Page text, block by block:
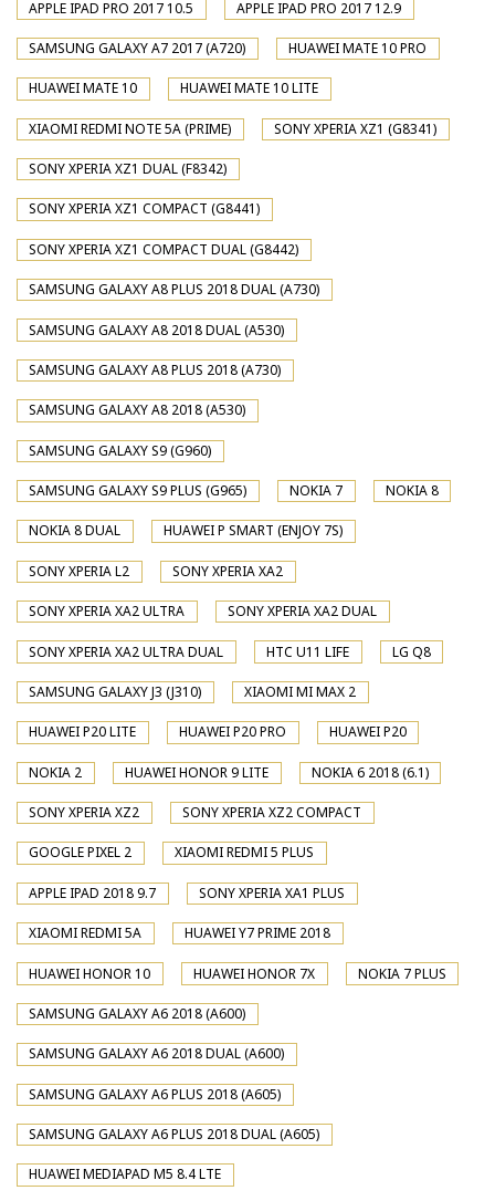
APPLE IPAD PRO 2017 10.5 APPLE IPAD PRO 2017 12.9
SAMSUNG GALAXY A7 2017 (A720) HUAWEI MATE 10 PRO
HUAWEI MATE 10 HUAWEI MATE 10 LITE
XIAOMI REDMI NOTE 5A (PRIME) SONY XPERIA XZ1 (G8341)
SONY XPERIA XZ1 DUAL (F8342)
SONY XPERIA XZ1 COMPACT (G8441)
SONY XPERIA XZ1 COMPACT DUAL (G8442)
SAMSUNG GALAXY A8 PLUS 2018 DUAL (A730)
SAMSUNG GALAXY A8 2018 DUAL (A530)
SAMSUNG GALAXY A8 PLUS 2018 (A730)
SAMSUNG GALAXY A8 2018 (A530)
SAMSUNG GALAXY S9 (G960)
SAMSUNG GALAXY S9 PLUS (G965) NOKIA 7 NOKIA 8
NOKIA 8 DUAL HUAWEI P SMART (ENJOY 7S)
SONY XPERIA L2 SONY XPERIA XA2
SONY XPERIA XA2 ULTRA SONY XPERIA XA2 DUAL
SONY XPERIA XA2 ULTRA DUAL HTC U11 LIFE LG Q8
SAMSUNG GALAXY J3 (J310) XIAOMI MI MAX 2
HUAWEI P20 LITE HUAWEI P20 PRO HUAWEI P20
NOKIA 2 HUAWEI HONOR 9 LITE NOKIA 6 2018 (6.1)
SONY XPERIA XZ2 SONY XPERIA XZ2 COMPACT
GOOGLE PIXEL 2 XIAOMI REDMI 5 PLUS
APPLE IPAD 2018 9.7 SONY XPERIA XA1 PLUS
XIAOMI REDMI 5A HUAWEI Y7 PRIME 2018
HUAWEI HONOR 10 HUAWEI HONOR 7X NOKIA 7 PLUS
SAMSUNG GALAXY A6 2018 (A600)
SAMSUNG GALAXY A6 2018 DUAL (A600)
SAMSUNG GALAXY A6 PLUS 2018 (A605)
SAMSUNG GALAXY A6 PLUS 2018 DUAL (A605)
HUAWEI MEDIAPAD M5 8.4 LTE